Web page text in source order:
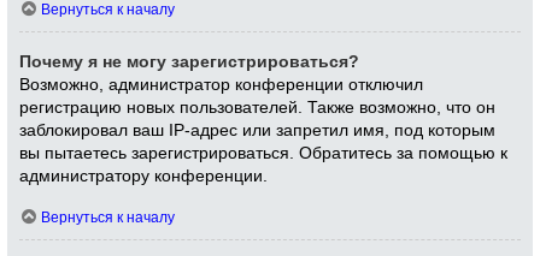
Вернуться к началу
Почему я не могу зарегистрироваться?
Возможно, администратор конференции отключил
регистрацию новых пользователей. Также возможно, что он
заблокировал ваш IP-адрес или запретил имя, под которым
вы пытаетесь зарегистрироваться. Обратитесь за помощью к
администратору конференции.
Вернуться к началу